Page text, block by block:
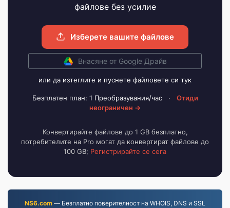
файлове без усилие
Изберете вашите файлове
Внасяне от Google Драйв
или да изтеглите и пуснете файловете си тук
Безплатен план: 1 Преобразувания/час ·
Отиди
неограничен →
Конвертирайте файлове до 1 GB безплатно,
потребителите на Pro могат да конвертират файлове до
100 GB; Регистрирайте се сега
NS6.com — Безплатно поверителност на WHOIS, DNS и SSL